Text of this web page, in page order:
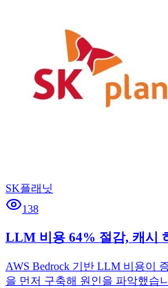
SK플래닛
138
LLM 비용 64% 절감, 캐시
AWS Bedrock 기반 LLM 비용이
을 먼저 구축해 원인을 파악했습